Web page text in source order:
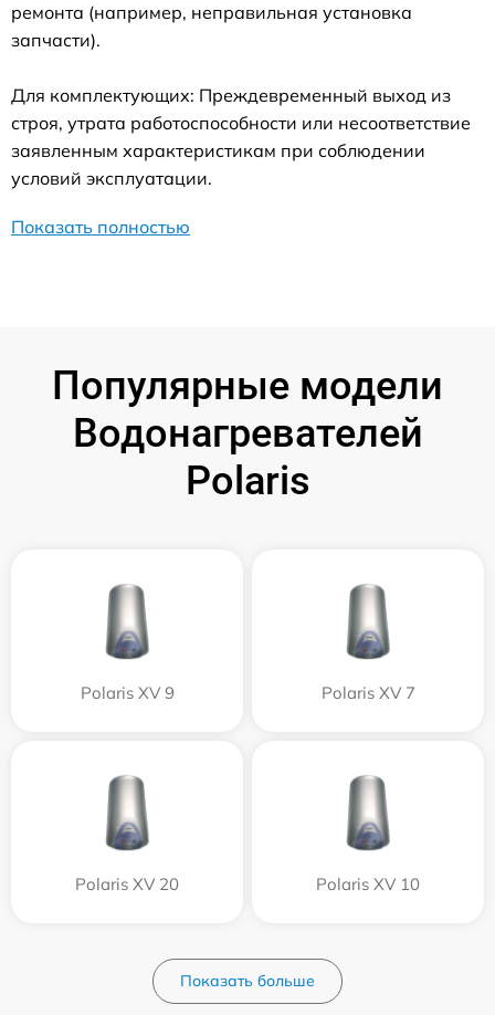
ремонта (например, неправильная установка
запчасти).
Для комплектующих: Преждевременный выход из
строя, утрата работоспособности или несоответствие
заявленным характеристикам при соблюдении
условий эксплуатации.
Показать полностью
Популярные модели
Водонагревателей
Polaris
Polaris XV 9 Polaris XV 7
Polaris XV 20 Polaris XV 10
Показать больше